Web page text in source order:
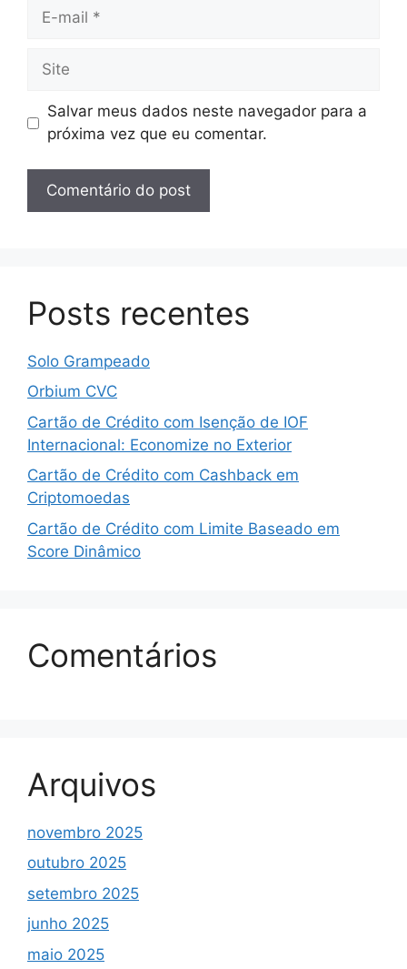
Site
Salvar meus dados neste navegador para a
próxima vez que eu comentar.
Posts recentes
Solo Grampeado
Orbium CVC
Cartão de Crédito com Isenção de IOF
Internacional: Economize no Exterior
Cartão de Crédito com Cashback em
Criptomoedas
Cartão de Crédito com Limite Baseado em
Score Dinâmico
Comentários
Arquivos
novembro 2025
outubro 2025
setembro 2025
junho 2025
maio 2025